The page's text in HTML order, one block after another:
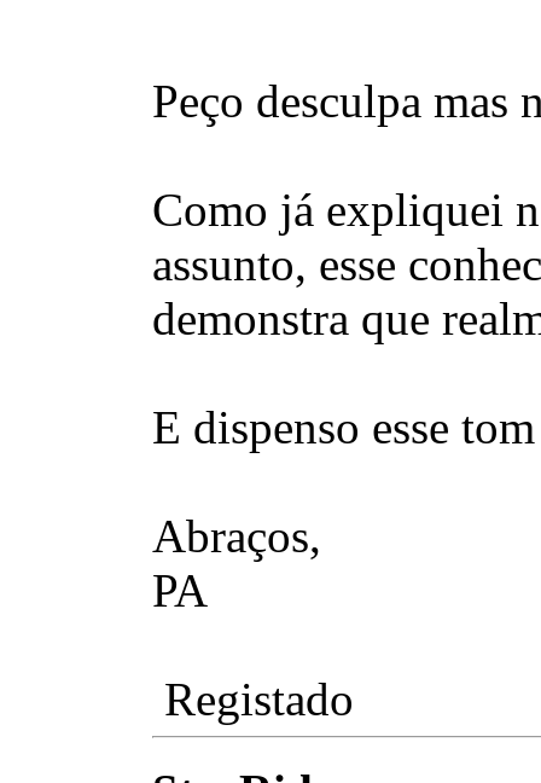
Peço desculpa mas
Como já expliquei
assunto, esse
demonstra que
E dispenso esse
Abraços,
PA
Registado